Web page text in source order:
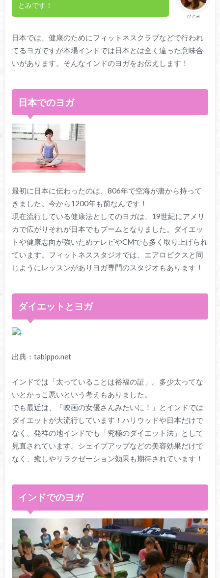
ひとみ
とみです！
日本では、健康のためにフィットネスクラブなどで行われ
てるヨガですが本場インドでは日本とは全く違った意味合
いがあります。そんなインドのヨガをお伝えします！
日本でのヨガ
最初に日本に伝わったのは、806年で空海が唐から持って
きました。今から1200年も前なんです！
現在流行している健康法としてのヨガは、19世紀にアメリ
カで広がりそれが日本でもブームとなりました。ダイエッ
トや健康志向が強いためテレビやCMでも多く取り上げられ
ています。フィットネススタジオでは、エアロビクスと同
じようにレッスンがありヨガ専門のスタジオもあります！
ダイエットとヨガ
出典：tabippo.net
インドでは「太っていることは裕福の証」。多少太ってな
いとかっこ悪いという考えもありました。
でも最近は、「映画の女優さんみたいに！」とインドでは
ダイエットが大流行しています！ハリウッドや日本だけで
なく、発祥の地インドでも「究極のダイエット法」として
見直されています。シェイプアップなどの美容効果だけで
なく、癒しやリラクゼーション効果も期待されています！
インドでのヨガ